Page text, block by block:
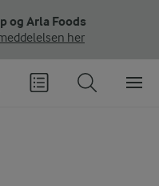
og Arla Foods
her